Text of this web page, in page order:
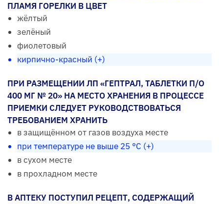
ПЛАМЯ ГОРЕЛКИ В ЦВЕТ
жёлтый
зелёный
фиолетовый
кирпично-красный (+)
ПРИ РАЗМЕЩЕНИИ ЛП «ГЕПТРАЛ, ТАБЛЕТКИ П/О
400 МГ № 20» НА МЕСТО ХРАНЕНИЯ В ПРОЦЕССЕ
ПРИЕМКИ СЛЕДУЕТ РУКОВОДСТВОВАТЬСЯ
ТРЕБОВАНИЕМ ХРАНИТЬ
в защищённом от газов воздуха месте
при температуре не выше 25 °С (+)
в сухом месте
в прохладном месте
В АПТЕКУ ПОСТУПИЛ РЕЦЕПТ, СОДЕРЖАЩИЙ